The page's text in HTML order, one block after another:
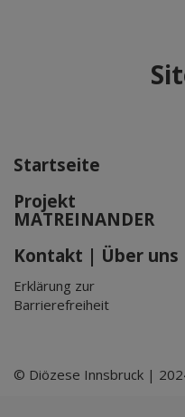
Startseite
Projekt
MATREINANDER
Kontakt | Über uns
Erklärung zur
Barrierefreiheit
© Diözese Innsbruck |